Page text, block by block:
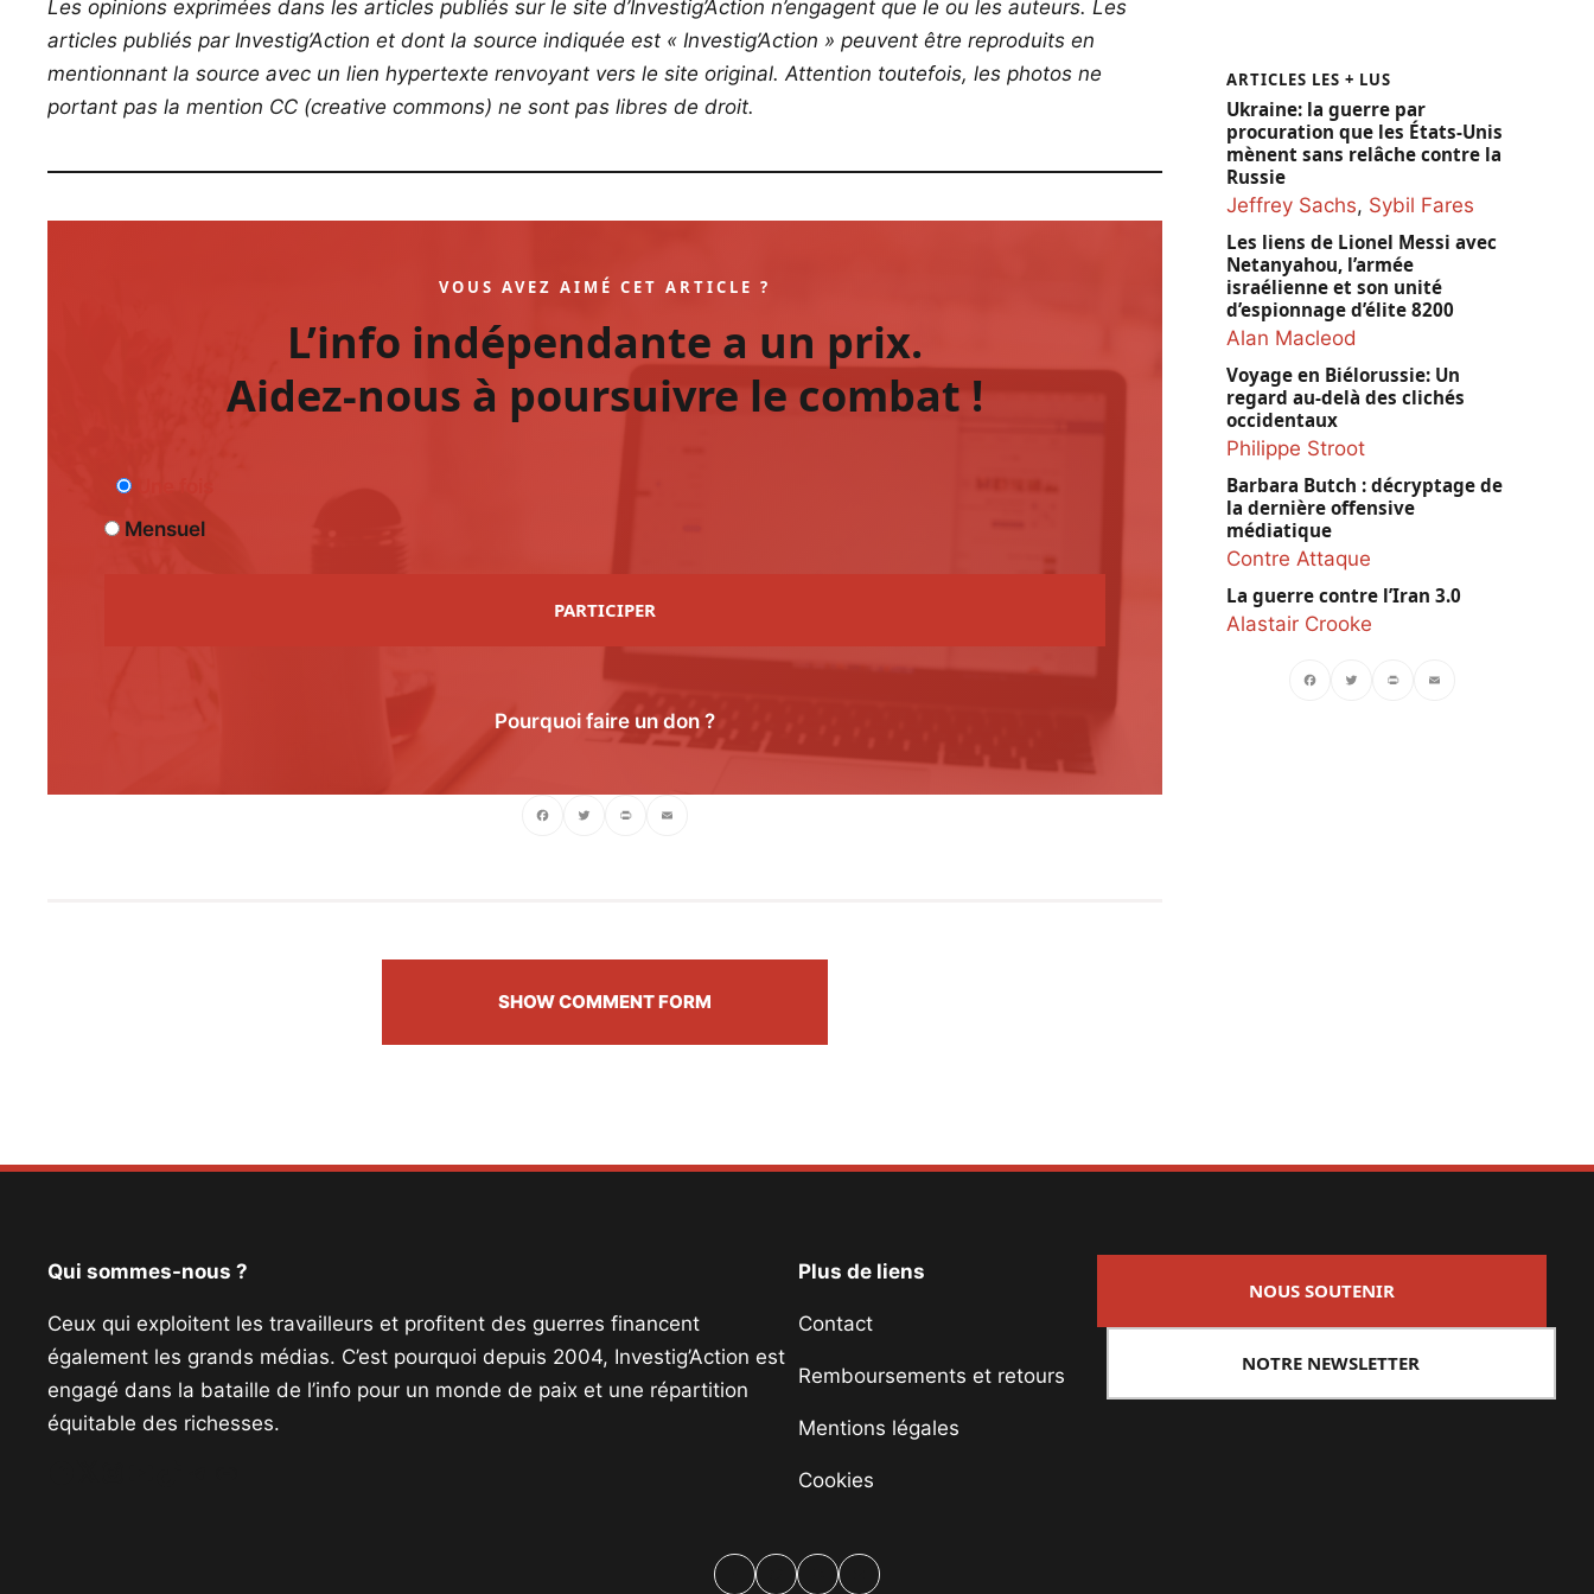
Les opinions exprimées dans les articles publiés sur le site d’Investig’Action n’engagent que le ou les auteurs. Les
articles publiés par Investig’Action et dont la source indiquée est « Investig’Action » peuvent être reproduits en
mentionnant la source avec un lien hypertexte renvoyant vers le site original. Attention toutefois, les photos ne
portant pas la mention CC (creative commons) ne sont pas libres de droit.
VOUS AVEZ AIMÉ CET ARTICLE ?
L’info indépendante a un prix.
Aidez-nous à poursuivre le combat !
Mensuel
PARTICIPER
Pourquoi faire un don ?
SHOW COMMENT FORM
ARTICLES LES + LUS
Ukraine: la guerre par
procuration que les États-Unis
mènent sans relâche contre la
Russie
Jeffrey Sachs, Sybil Fares
Les liens de Lionel Messi avec
Netanyahou, l’armée
israélienne et son unité
d’espionnage d’élite 8200
Alan Macleod
Voyage en Biélorussie: Un
regard au-delà des clichés
occidentaux
Philippe Stroot
Barbara Butch : décryptage de
la dernière offensive
médiatique
Contre Attaque
La guerre contre l’Iran 3.0
Alastair Crooke
Qui sommes-nous ?
Ceux qui exploitent les travailleurs et profitent des guerres financent
également les grands médias. C’est pourquoi depuis 2004, Investig’Action est
engagé dans la bataille de l’info pour un monde de paix et une répartition
équitable des richesses.
Plus de liens
Contact
Remboursements et retours
Mentions légales
Cookies
NOUS SOUTENIR
NOTRE NEWSLETTER